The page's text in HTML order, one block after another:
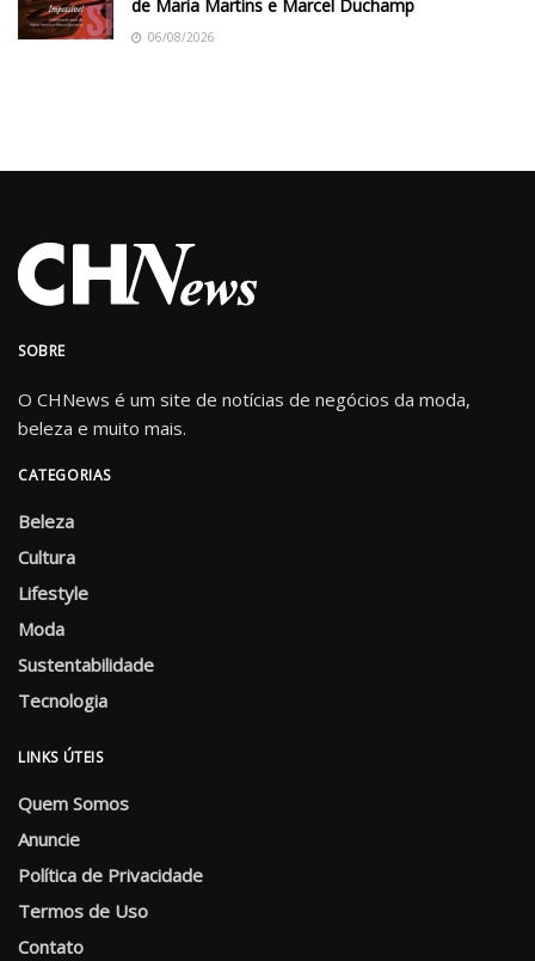
de Maria Martins e Marcel Duchamp
06/08/2026
SOBRE
O CHNews é um site de notícias de negócios da moda,
beleza e muito mais.
CATEGORIAS
Beleza
Cultura
Lifestyle
Moda
Sustentabilidade
Tecnologia
LINKS ÚTEIS
Quem Somos
Anuncie
Política de Privacidade
Termos de Uso
Contato